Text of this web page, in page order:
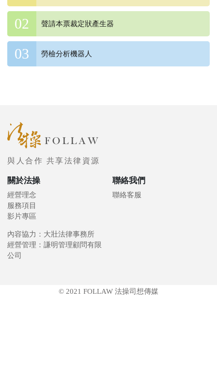
聲請本票裁定狀產生器
勞檢分析機器人
與人合作 共享法律資源
關於法操
經營理念
服務項目
影片專區
聯絡我們
聯絡客服
內容協力：大壯法律事務所
經營管理：謙明管理顧問有限
公司
© 2021 FOLLAW 法操司想傳媒